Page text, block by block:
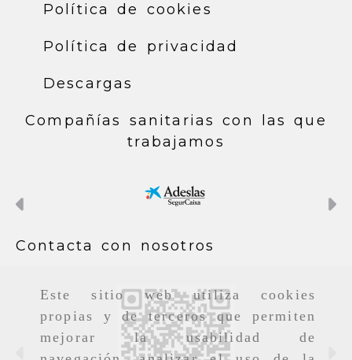
Este sitio web utiliza cookies
propias y de terceros que permiten
mejorar la usabilidad de
Política de cookies
Política de privacidad
Descargas
Compañías sanitarias con las que
trabajamos
Contacta con nosotros
Anterior